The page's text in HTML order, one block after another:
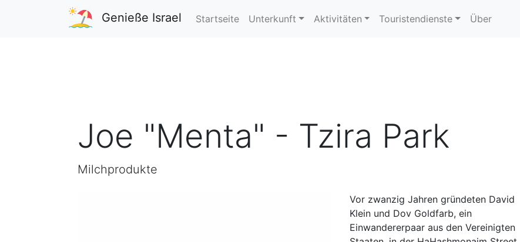
Genieße Israel Startseite Unterkunft Aktivitäten Touristendienste Über
Joe "Menta" - Tzira Park
Milchprodukte
Vor zwanzig Jahren gründeten David
Klein und Dov Goldfarb, ein
Einwandererpaar aus den Vereinigten